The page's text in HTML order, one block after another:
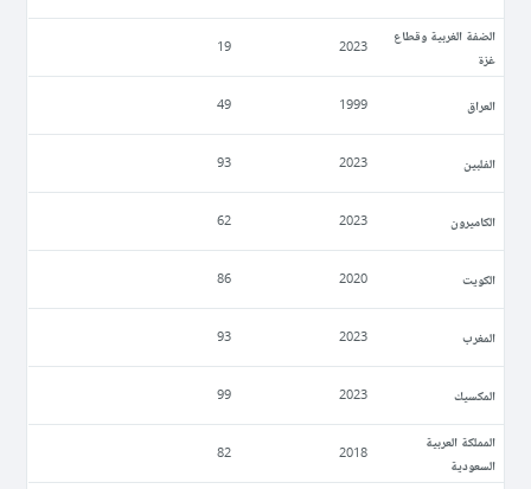
الضفة الغربية وقطاع
غزة
2023
19
العراق 1999
49
الفلبين 2023
93
الكاميرون 2023
62
الكويت 2020
86
المغرب 2023
93
المكسيك 2023
99
المملكة العربية
السعودية
2018
82